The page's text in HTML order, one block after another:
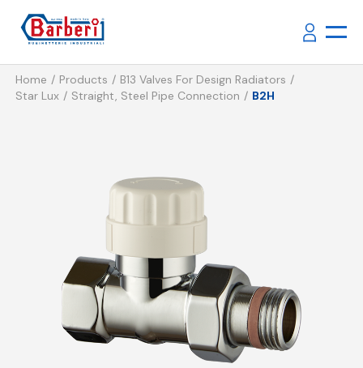
Home Products
B13 Valves For Design Radiators
Star Lux
Straight, Steel Pipe Connection B2H